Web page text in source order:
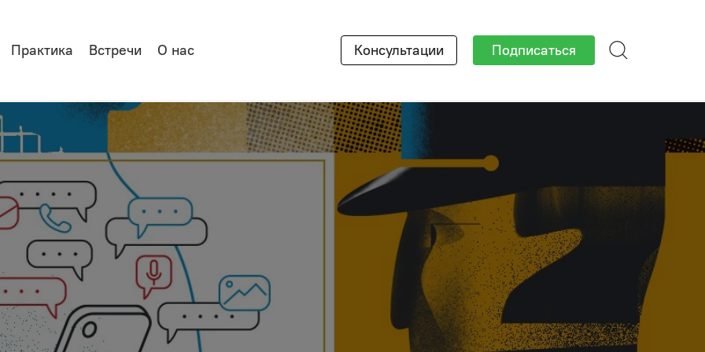
Практика Встречи О нас Консультации Подписаться